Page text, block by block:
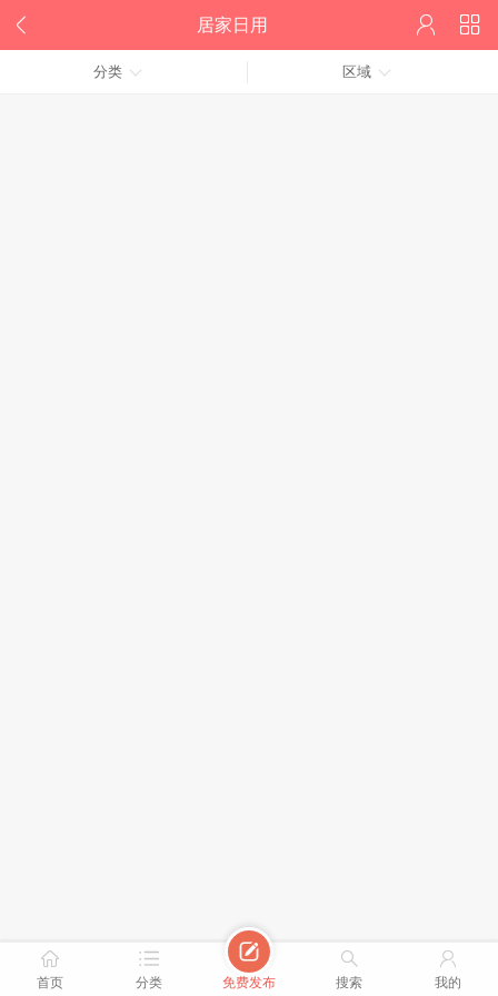
 居家日用  
分类 区域

首页

分类

免费发布

搜索

我的